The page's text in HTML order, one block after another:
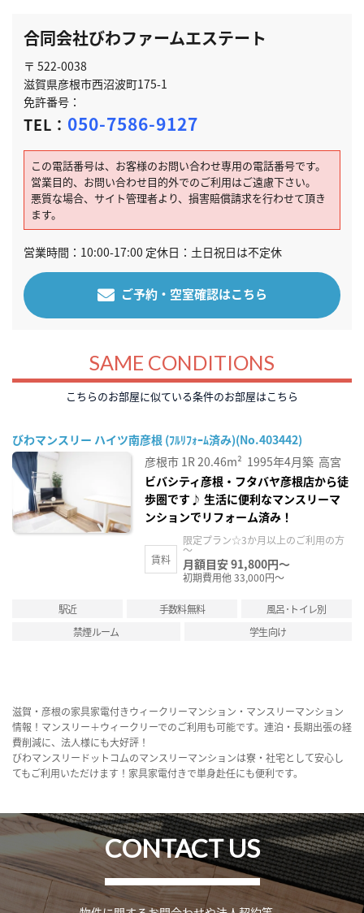
合同会社びわファームエステート
〒 522-0038
滋賀県彦根市西沼波町175-1
免許番号：
TEL： 050-7586-9127
この電話番号は、お客様のお問い合わせ専用の電話番号です。
営業目的、お問い合わせ目的外でのご利用はご遠慮下さい。
悪質な場合、サイト管理者より、損害賠償請求を行わせて頂き
ます。
営業時間：10:00-17:00 定休日：土日祝日は不定休
ご予約・空室確認はこちら
SAME CONDITIONS
こちらのお部屋に似ている条件のお部屋はこちら
びわマンスリー ハイツ南彦根 (ﾌﾙﾘﾌｫｰﾑ済み)(No.403442)
彦根市 1R20.46m² 1995年4月築 高宮
ビバシティ彦根・フタバヤ彦根店から徒
歩圏です♪ 生活に便利なマンスリーマ
ンションでリフォーム済み！
賃料
限定プラン☆3か月以上のご利用の方
～
月額目安 91,800円～
初期費用他 33,000円～
駅近 手数料無料
風呂･トイレ別
禁煙ルーム
学生向け
滋賀・彦根の家具家電付きウィークリーマンション・マンスリーマンション
情報！マンスリー＋ウィークリーでのご利用も可能です。連泊・長期出張の経
費削減に、法人様にも大好評！
びわマンスリードットコムのマンスリーマンションは寮・社宅として安心し
てもご利用いただけます！家具家電付きで単身赴任にも便利です。
CONTACT US